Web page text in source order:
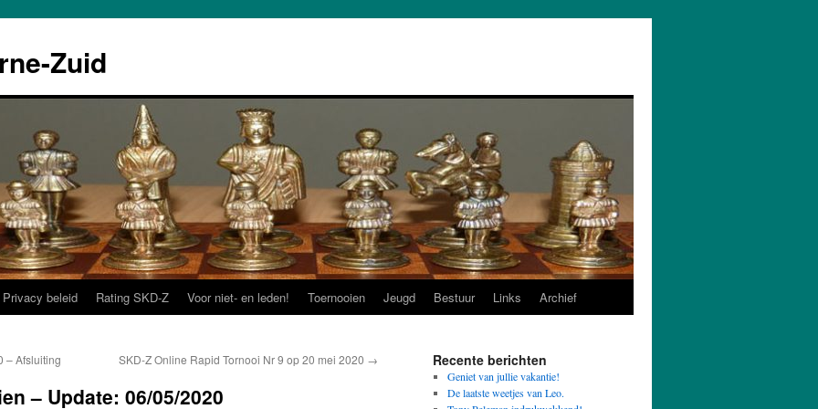
Zuid
Privacy beleid Rating SKD-Z Voor niet- en leden! Toernooien Jeugd Bestuur Links Archief
– Afsluiting SKD-Z Online Rapid Tornooi Nr 9 op 20 mei 2020 →
– Update: 06/05/2020
Recente berichten
Geniet van jullie vakantie!
De laatste weetjes van Leo.